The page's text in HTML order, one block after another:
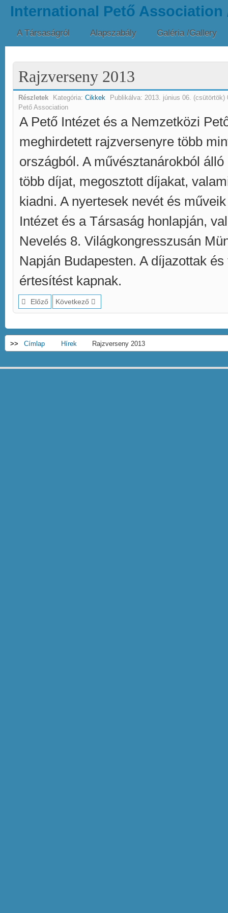
International Pető Association
A Társaságról Alapszabály Galéria /Gallery
Rajzverseny 2013
Részletek Kategória: Cikkek Publikálva: 2013. június 06. (csütörtök)
Pető Association
A Pető Intézet és a Nemzetközi
meghirdetett rajzversenyre több
országból. A művésztanárokból
több díjat, megosztott díjakat,
kiadni. A nyertesek nevét és
Intézet és a Társaság honlapján,
Nevelés 8. Világkongresszusán
Napján Budapesten. A díjazottak
értesítést kapnak.
Előző Következő
>> Címlap Hírek Rajzverseny 2013